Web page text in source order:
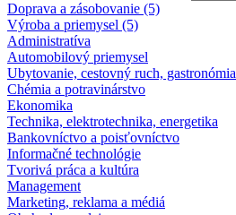
Doprava a zásobovanie (5)
Výroba a priemysel (5)
Administratíva
Automobilový priemysel
Ubytovanie, cestovný ruch, gastronómia
Chémia a potravinárstvo
Ekonomika
Technika, elektrotechnika, energetika
Bankovníctvo a poisťovníctvo
Informačné technológie
Tvorivá práca a kultúra
Management
Marketing, reklama a médiá